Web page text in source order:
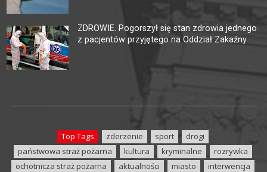
ZDROWIE. Pogorszył się stan zdrowia jednego
z pacjentów przyjętego na Oddział Zakaźny
Top Tags zderzenie sport
drogi
państwowa straż pożarna
kultura kryminalne
rozrywka
ochotnicza straż pożarna
aktualności miasto
interwencja